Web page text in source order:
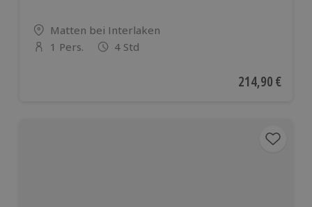
Standort
Matten bei Interlaken
Anzahl der Teilnehmer
1 Pers. 4 Std
Aktueller Preis
214,90 €